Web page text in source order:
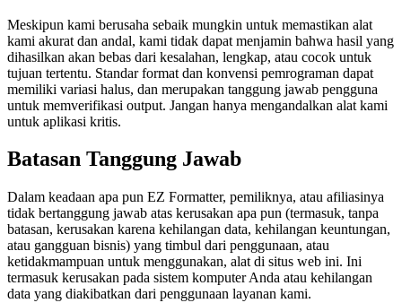
Meskipun kami berusaha sebaik mungkin untuk memastikan alat
kami akurat dan andal, kami tidak dapat menjamin bahwa hasil yang
dihasilkan akan bebas dari kesalahan, lengkap, atau cocok untuk
tujuan tertentu. Standar format dan konvensi pemrograman dapat
memiliki variasi halus, dan merupakan tanggung jawab pengguna
untuk memverifikasi output. Jangan hanya mengandalkan alat kami
untuk aplikasi kritis.
Batasan Tanggung Jawab
Dalam keadaan apa pun EZ Formatter, pemiliknya, atau afiliasinya
tidak bertanggung jawab atas kerusakan apa pun (termasuk, tanpa
batasan, kerusakan karena kehilangan data, kehilangan keuntungan,
atau gangguan bisnis) yang timbul dari penggunaan, atau
ketidakmampuan untuk menggunakan, alat di situs web ini. Ini
termasuk kerusakan pada sistem komputer Anda atau kehilangan
data yang diakibatkan dari penggunaan layanan kami.